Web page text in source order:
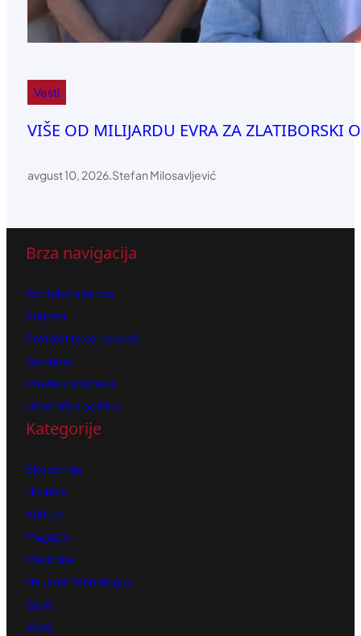
Vesti
VIŠE OD MILIJARDU EVRA ZA
avgust 10, 2026.Stefan Milosavljević
Brza navigacija
Kontaktirajte nas
Karijera
Pretplatite se na vesti
Reklama
Pravila korišćenja
Urednička politika
Kategorije
Ekonomija
Hronika
Kultura
Magazin
Medicina
Nauka & Tehnologija
Sport
Vesti